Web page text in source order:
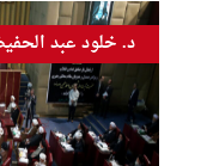
د. خلود عبد